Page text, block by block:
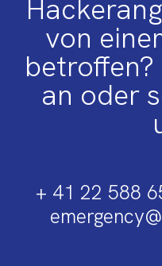
von
betroffen?
an oder
+ 41 22 588